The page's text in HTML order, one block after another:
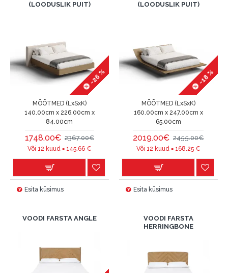
(LOODUSLIK PUIT)
-26 %
MÕÕTMED (LxSxK)
140.00cm x 226.00cm x
84.00cm
1748.00€ 2367.00€
Või 12 kuud = 145.66€
Esita küsimus
(LOODUSLIK PUIT)
-18 %
MÕÕTMED (LxSxK)
160.00cm x 247.00cm x
65.00cm
2019.00€ 2455.00€
Või 12 kuud = 168.25€
Esita küsimus
VOODI FARSTA ANGLE
VOODI FARSTA
HERRINGBONE